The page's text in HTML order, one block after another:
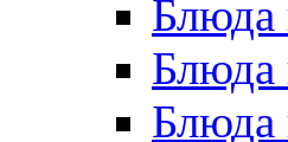
Блюда
Блюда
Блюда